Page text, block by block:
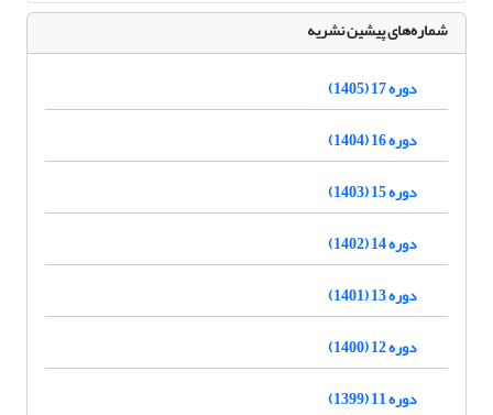
شماره‌های پیشین نشریه
دوره 17 (1405)
دوره 16 (1404)
دوره 15 (1403)
دوره 14 (1402)
دوره 13 (1401)
دوره 12 (1400)
دوره 11 (1399)